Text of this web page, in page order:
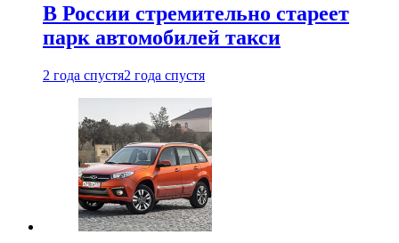
В России стремительно стареет
парк автомобилей такси
2 года спустя2 года спустя